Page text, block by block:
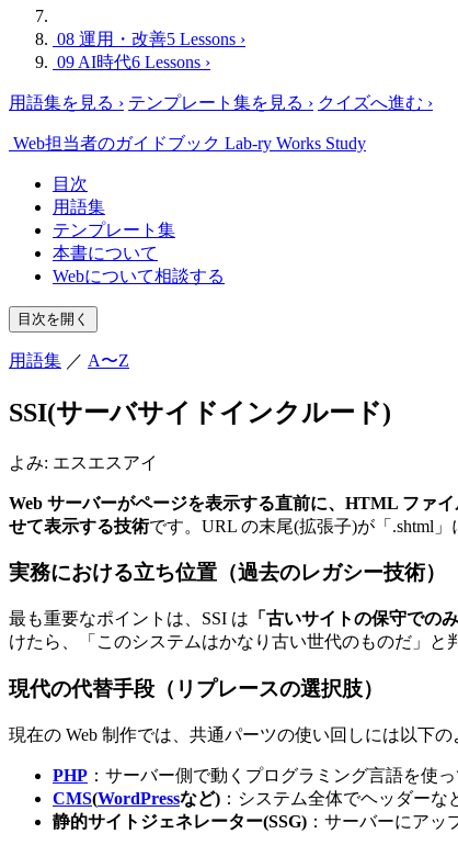
08 運用・改善5 Lessons ›
09 AI時代6 Lessons ›
用語集を見る › テンプレート集を見る › クイズへ進む ›
Web担当者のガイドブック Lab-ry Works Study
目次
用語集
テンプレート集
本書について
Webについて相談する
目次を開く
用語集 ／ A〜Z
SSI(サーバサイドインクルード)
よみ: エスエスアイ
Web サーバーがページを表示する直前に、HTML ファ
せて表示する技術です。URL の末尾(拡張子)が「.shtml
実務における立ち位置（過去のレガシー技術）
最も重要なポイントは、SSI は 「古いサイトの保守での
けたら、「このシステムはかなり古い世代のものだ」と
現代の代替手段（リプレースの選択肢）
現在の Web 制作では、共通パーツの使い回しには以下
PHP ：サーバー側で動くプログラミング言語を使
CMS(WordPressなど) ：システム全体でヘッダーな
静的サイトジェネレーター(SSG) ：サーバーにアッ